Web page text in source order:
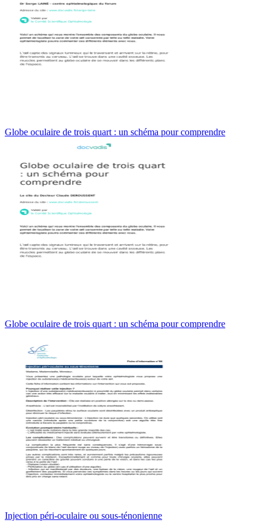
Globe oculaire de trois quart : un schéma pour comprendre
Globe oculaire de trois quart : un schéma pour comprendre
Injection péri-oculaire ou sous-ténonienne